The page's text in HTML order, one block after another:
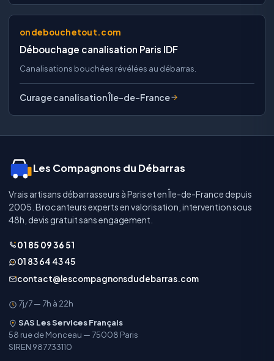
ondebouchetout.com
Débouchage canalisation Paris IDF
Canalisations bouchées révélées au débarras.
Curage canalisation Île-de-France
Les Compagnons du Débarras
Vrais artisans débarrasseurs à Paris et en Île-de-France depuis
2005. Brocanteurs experts en valorisation, intervention sous
48h, devis gratuit sans engagement.
01 85 09 36 51
01 83 64 43 45
contact@lescompagnonsdudebarras.com
7j/7 — 7h à 22h
SAS Les Services Français
58 rue de Monceau — 75008 Paris
SIREN 987733110